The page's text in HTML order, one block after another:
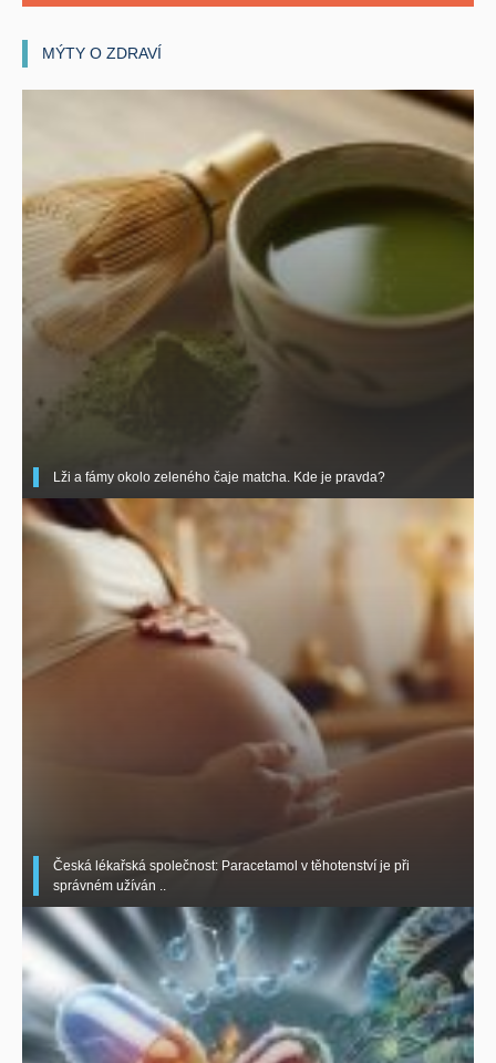
MÝTY O ZDRAVÍ
Lži a fámy okolo zeleného čaje matcha. Kde je pravda?
Česká lékařská společnost: Paracetamol v těhotenství je při
správném užíván ..